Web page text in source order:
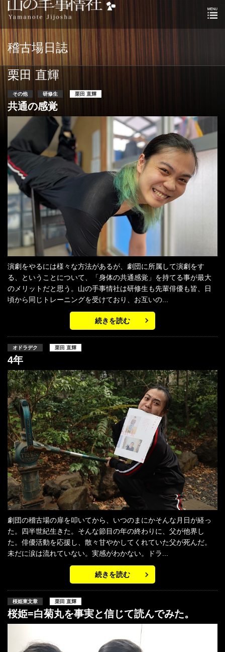
稽古場日誌
栗田 直輝
その他 研修生 栗田 直輝
共通の感覚
演劇をやるには様々な方法があるが、劇団に所属して演劇をす
る、ということについて、「身体の共通感覚」を持てる事が最大
のメリットだと思う。山の手事情社は研修生も先輩俳優も皆、日
頃から同じトレーニングを受けており、お互いの...
続きを読む
オドラデク 栗田 直輝
4年
劇団の稽古場の扉を叩いてから、いつのまにかそんな月日が経っ
た。四半世紀生きた。そんな節目の年の終わりに、父が他界し
た。俳優活動を応援し、散々甘やかしてくれていた父が死んだ。
未だに涙は流れていない。実感がわかない。ドラ...
続きを読む
桜姫東文章 栗田 直輝
桜姫=白菊丸を事実と信じて読んでみた。